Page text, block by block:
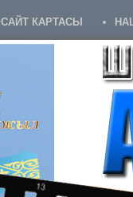
САЙТ КАРТАСЫ